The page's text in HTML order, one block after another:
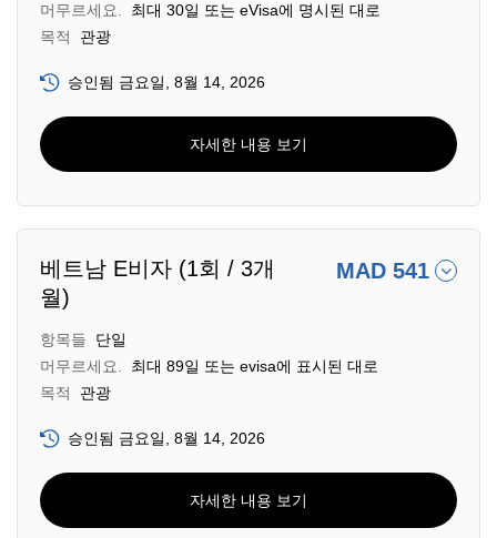
머무르세요.
최대 30일 또는 eVisa에 명시된 대로
목적
관광
승인됨 금요일, 8월 14, 2026
자세한 내용 보기
베트남 E비자 (1회 / 3개
월)
MAD 541
항목들
단일
머무르세요.
최대 89일 또는 evisa에 표시된 대로
목적
관광
승인됨 금요일, 8월 14, 2026
자세한 내용 보기